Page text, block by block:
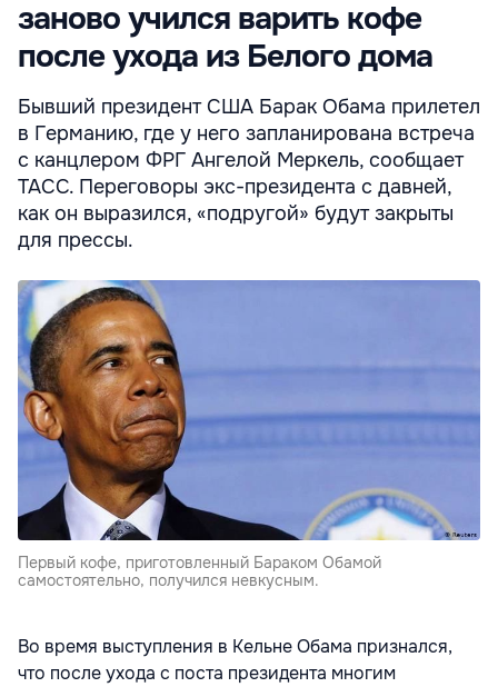
заново учился варить кофе
после ухода из Белого дома
Бывший президент США Барак Обама прилетел
в Германию, где у него запланирована встреча
с канцлером ФРГ Ангелой Меркель, сообщает
ТАСС. Переговоры экс-президента с давней,
как он выразился, «подругой» будут закрыты
для прессы.
Первый кофе, приготовленный Бараком Обамой
самостоятельно, получился невкусным.
Во время выступления в Кельне Обама признался,
что после ухода с поста президента многим